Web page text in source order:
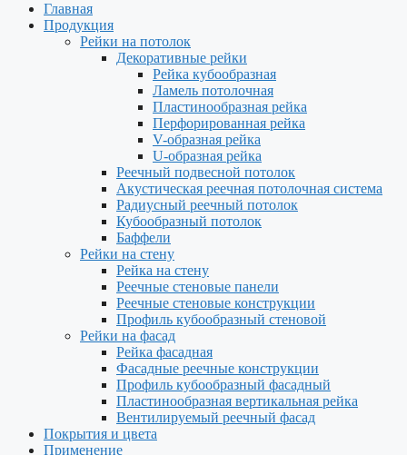
Главная
Продукция
Рейки на потолок
Декоративные рейки
Рейка кубообразная
Ламель потолочная
Пластинообразная рейка
Перфорированная рейка
V-образная рейка
U-образная рейка
Реечный подвесной потолок
Акустическая реечная потолочная система
Радиусный реечный потолок
Кубообразный потолок
Баффели
Рейки на стену
Рейка на стену
Реечные стеновые панели
Реечные стеновые конструкции
Профиль кубообразный стеновой
Рейки на фасад
Рейка фасадная
Фасадные реечные конструкции
Профиль кубообразный фасадный
Пластинообразная вертикальная рейка
Вентилируемый реечный фасад
Покрытия и цвета
Применение